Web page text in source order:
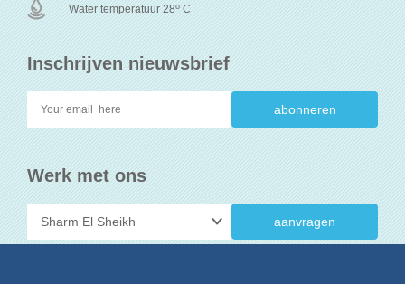
Inschrijven nieuwsbrief
Werk met ons
aanvragen
Water temperatuur 28o C